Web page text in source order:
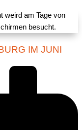
IM JUNI